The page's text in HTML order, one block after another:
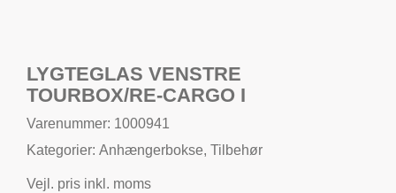
LYGTEGLAS VENSTRE
TOURBOX/RE-CARGO I
Varenummer: 1000941
Kategorier: Anhængerbokse, Tilbehør
Vejl. pris inkl. moms